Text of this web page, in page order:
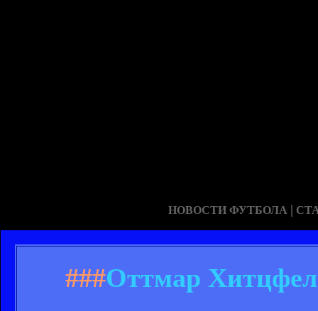
НОВОСТИ ФУТБОЛА |
###Оттмар